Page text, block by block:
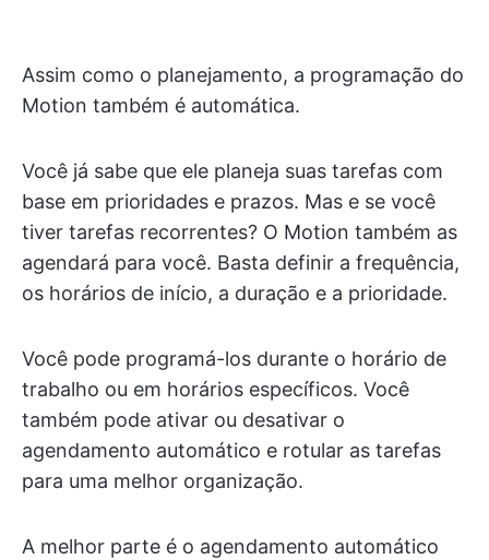
Assim como o planejamento, a programação do
Motion também é automática.
Você já sabe que ele planeja suas tarefas com
base em prioridades e prazos. Mas e se você
tiver tarefas recorrentes? O Motion também as
agendará para você. Basta definir a frequência,
os horários de início, a duração e a prioridade.
Você pode programá-los durante o horário de
trabalho ou em horários específicos. Você
também pode ativar ou desativar o
agendamento automático e rotular as tarefas
para uma melhor organização.
A melhor parte é o agendamento automático